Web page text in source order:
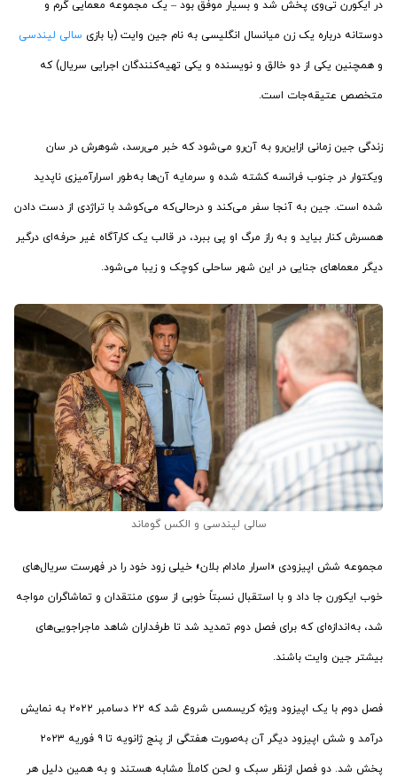
در ایکورن تی‌وی پخش شد و بسیار موفق بود – یک مجموعه معمایی گرم و
دوستانه درباره یک زن میانسال انگلیسی به نام جین وایت (با بازی سالی لیندسی
و همچنین یکی از دو خالق و نویسنده و یکی تهیه‌کنندگان اجرایی سریال) که
متخصص عتیقه‌جات است.
زندگی جین زمانی ازاین‌رو به آن‌رو می‌شود که خبر می‌رسد، شوهرش در سان
ویکتوار در جنوب فرانسه کشته شده و سرمایه آن‌ها به‌طور اسرارآمیزی ناپدید
شده است. جین به آنجا سفر می‌کند و درحالی‌که می‌کوشد با تراژدی از دست دادن
همسرش کنار بیاید و به راز مرگ او پی ببرد، در قالب یک کارآگاه غیر حرفه‌ای درگیر
دیگر معماهای جنایی در این شهر ساحلی کوچک و زیبا می‌شود.
سالی لیندسی و الکس گوماند
مجموعه شش اپیزودی «اسرار مادام بلان» خیلی زود خود را در فهرست سریال‌های
خوب ایکورن جا داد و با استقبال نسبتاً خوبی از سوی منتقدان و تماشاگران مواجه
شد، به‌اندازه‌ای که برای فصل دوم تمدید شد تا طرفداران شاهد ماجراجویی‌های
بیشتر جین وایت باشند.
فصل دوم با یک اپیزود ویژه کریسمس شروع شد که ۲۲ دسامبر ۲۰۲۲ به نمایش
درآمد و شش اپیزود دیگر آن به‌صورت هفتگی از پنج ژانویه تا ۹ فوریه ۲۰۲۳
پخش شد. دو فصل ازنظر سبک و لحن کاملاً مشابه هستند و به همین دلیل هر